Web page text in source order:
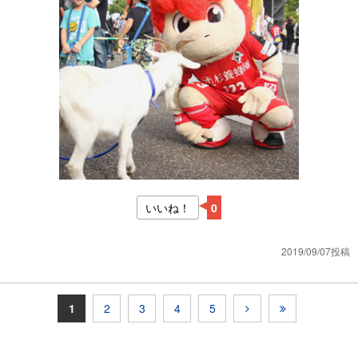
いいね！ 0
2019/09/07投稿
1 2 3 4 5